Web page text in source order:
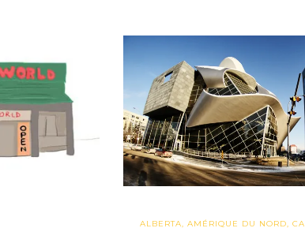
ALBERTA,AMÉRIQUE DU NORD,